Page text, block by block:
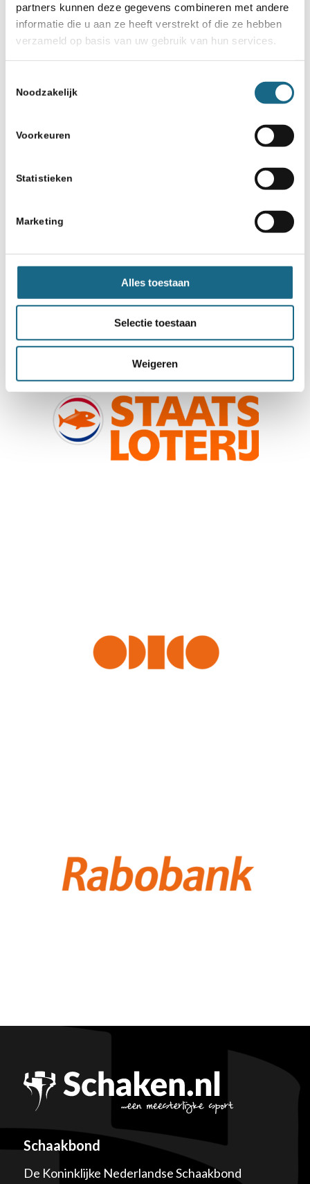
partners kunnen deze gegevens combineren met andere
informatie die u aan ze heeft verstrekt of die ze hebben
verzameld op basis van uw gebruik van hun services.
Noodzakelijk
Voorkeuren
Statistieken
Marketing
Alles toestaan
Selectie toestaan
Weigeren
Schaakbond
De Koninklijke Nederlandse Schaakbond